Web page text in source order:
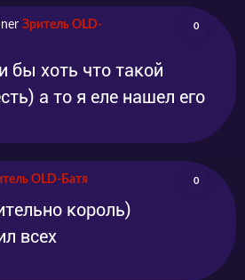
Зритель OLD-
0
бы хоть что такой
а то я еле нашел его
OLD-Батя 0
король)
всех